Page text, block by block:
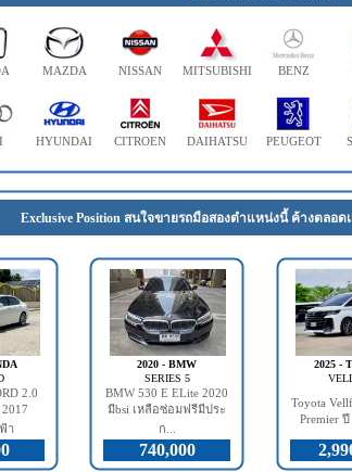
MAZDA NISSAN MITSUBISHI BENZ
HYUNDAI CITROEN DAIHATSU PEUGEOT
Exclusive Position สนใจขายรถมือสองตำแหน่งนี้ ค้างตลอดเ
2.0
า
2020 - BMW
SERIES 5
BMW 530 E ELite 2020
มีbsi เหลือซ่อมฟรีมีประ
ก...
740,000
2025 -
Toyota
Premier ปี